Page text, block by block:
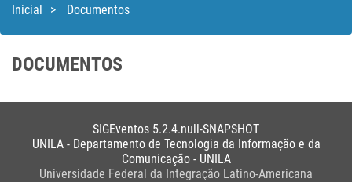
Inicial > Documentos
DOCUMENTOS
SIGEventos 5.2.4.null-SNAPSHOT
UNILA - Departamento de Tecnologia da Informação e da
Comunicação - UNILA
Universidade Federal da Integração Latino-Americana